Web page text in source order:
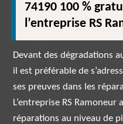
74190 100 %
l’entreprise RS
Devant des dégradations
il est préférable de
ses preuves dans les
L’entreprise RS
réparations au niveau de